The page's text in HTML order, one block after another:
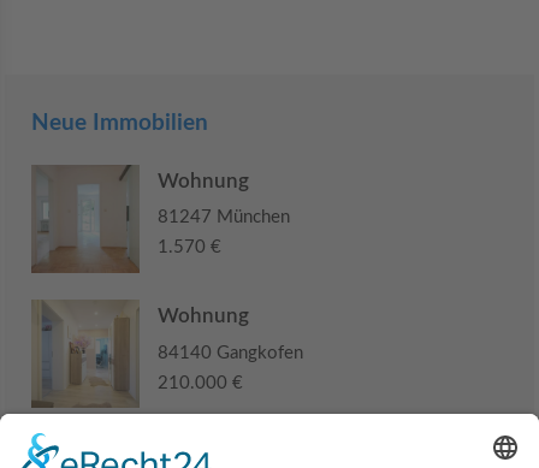
Neue Immobilien
Wohnung
81247 München
1.570 €
Wohnung
84140 Gangkofen
210.000 €
Haus